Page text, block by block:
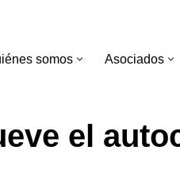
somos Asociados
el